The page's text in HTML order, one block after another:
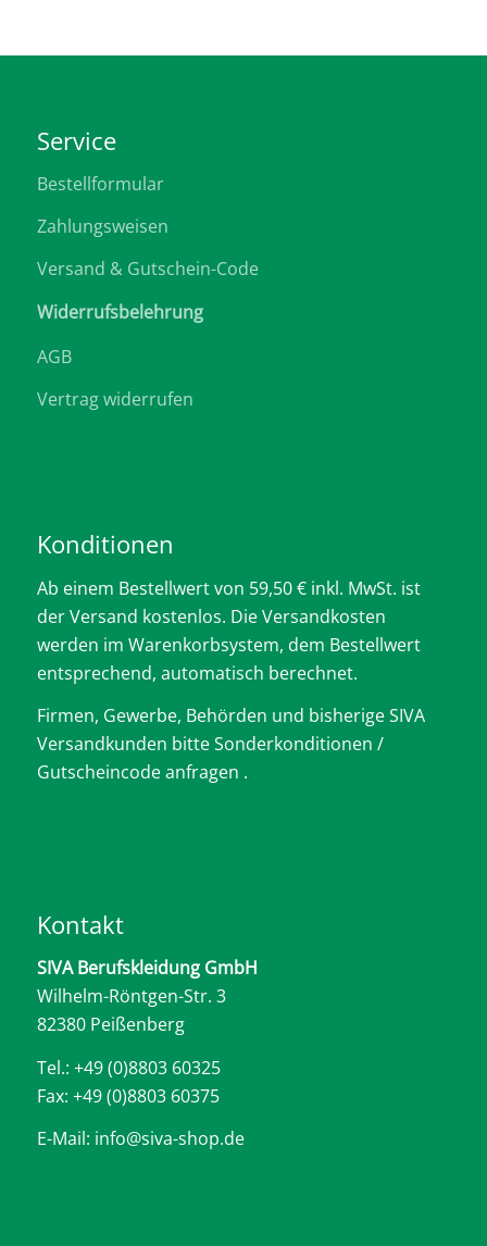
Service
Bestellformular
Zahlungsweisen
Versand & Gutschein-Code
Widerrufsbelehrung
AGB
Vertrag widerrufen
Konditionen
Ab einem Bestellwert von 59,50 € inkl. MwSt. ist
der Versand kostenlos. Die Versandkosten
werden im Warenkorbsystem, dem Bestellwert
entsprechend, automatisch berechnet.
Firmen, Gewerbe, Behörden und bisherige SIVA
Versandkunden bitte Sonderkonditionen /
Gutscheincode anfragen .
Kontakt
SIVA Berufskleidung GmbH
Wilhelm-Röntgen-Str. 3
82380 Peißenberg
Tel.: +49 (0)8803 60325
Fax: +49 (0)8803 60375
E-Mail: info@siva-shop.de